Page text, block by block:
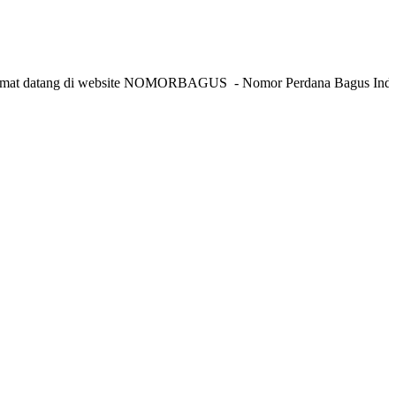
di website NOMORBAGUS - Nomor Perdana BagusIndonesia-